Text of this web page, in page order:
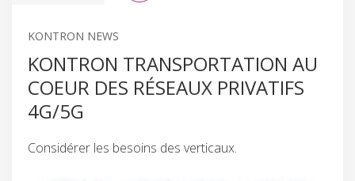
KONTRON NEWS
KONTRON TRANSPORTATION AU
COEUR DES RÉSEAUX PRIVATIFS
4G/5G
Considérer les besoins des verticaux.